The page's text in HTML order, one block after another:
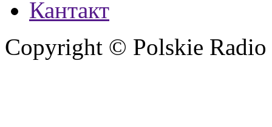
Кантакт
Copyright © Polskie